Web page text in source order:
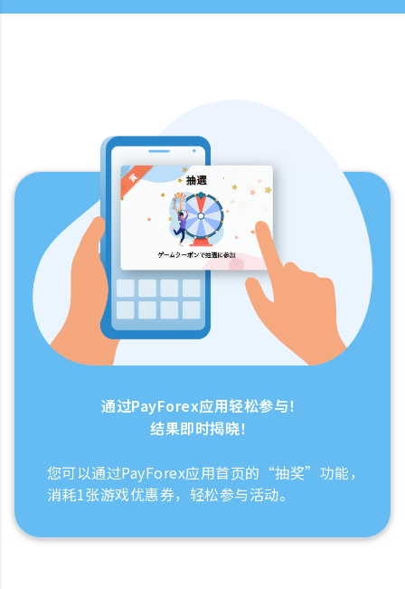
通过PayForex应用轻松参与！
结果即时揭晓！
您可以通过PayForex应用首页的“抽奖”功能，
消耗1张游戏优惠券，轻松参与活动。